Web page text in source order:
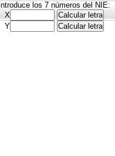
Introduce los 7 números del NIE:
X
Y